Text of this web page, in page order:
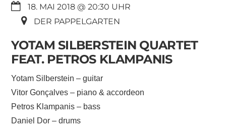
18. MAI 2018 @ 20:30
DER PAPPELGARTEN
YOTAM SILBERSTEIN QUARTET
FEAT. PETROS KLAMPANIS
Yotam Silberstein – guitar
Vitor Gonçalves – piano & accordeon
Petros Klampanis – bass
Daniel Dor – drums